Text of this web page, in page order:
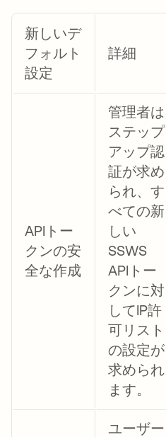
新しいデ
フォルト
設定
詳細
APIトー
クンの安
全な作成
管理者は
ステップ
アップ認
証が求め
られ、す
べての新
しい
SSWS
APIトー
クンに対
してIP許
可リスト
の設定が
求められ
ます。
ユーザー